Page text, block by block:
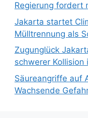
Regierung fordert
Jakarta startet
Mülltrennung als
Zugunglück
schwerer Kollision
Säureangriffe auf
Wachsende